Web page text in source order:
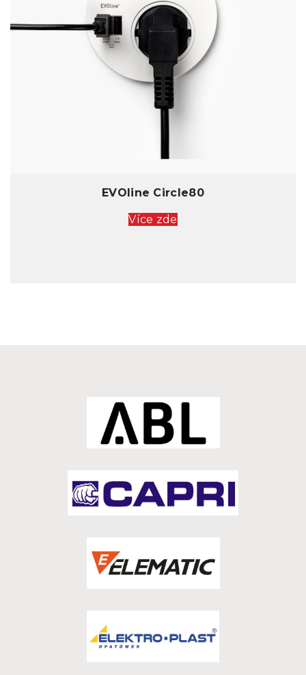
EVOline Circle80
Více zde